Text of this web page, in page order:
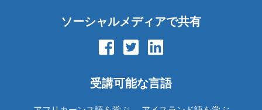
ソーシャルメディアで共有
受講可能な言語